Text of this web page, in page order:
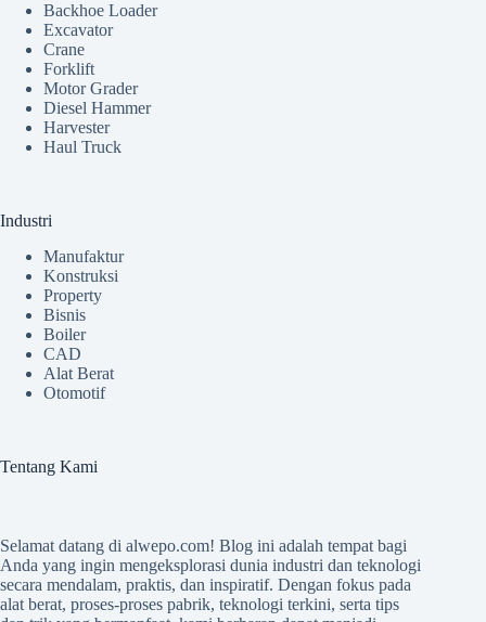
Backhoe Loader
Excavator
Crane
Forklift
Motor Grader
Diesel Hammer
Harvester
Haul Truck
Industri
Manufaktur
Konstruksi
Property
Bisnis
Boiler
CAD
Alat Berat
Otomotif
Tentang Kami
Selamat datang di alwepo.com! Blog ini adalah tempat bagi
Anda yang ingin mengeksplorasi dunia industri dan teknologi
secara mendalam, praktis, dan inspiratif. Dengan fokus pada
alat berat, proses-proses pabrik, teknologi terkini, serta tips